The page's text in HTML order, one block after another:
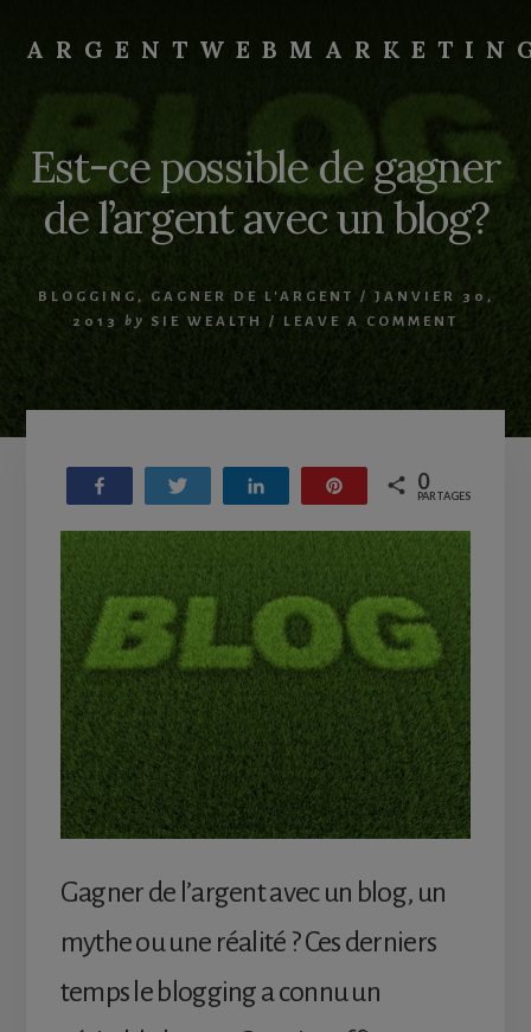
primary
content
sur
Internet
Est-ce possible de gagner
de l’argent avec un blog?
BLOGGING , GAGNER DE L'ARGENT /
JANVIER 30,
2013
by SIE WEALTH / LEAVE A COMMENT
Partagez Tweetez Partagez Enregistrer
0
PARTAGES
Gagner de l’argent avec un blog, un
mythe ou une réalité ? Ces derniers
temps le blogging a connu un